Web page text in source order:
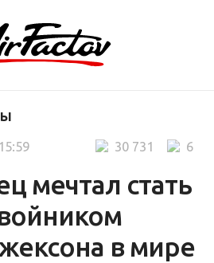
мечтал стать
в мире
6
30 731